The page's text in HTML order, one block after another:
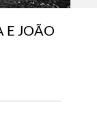
E JOÃO